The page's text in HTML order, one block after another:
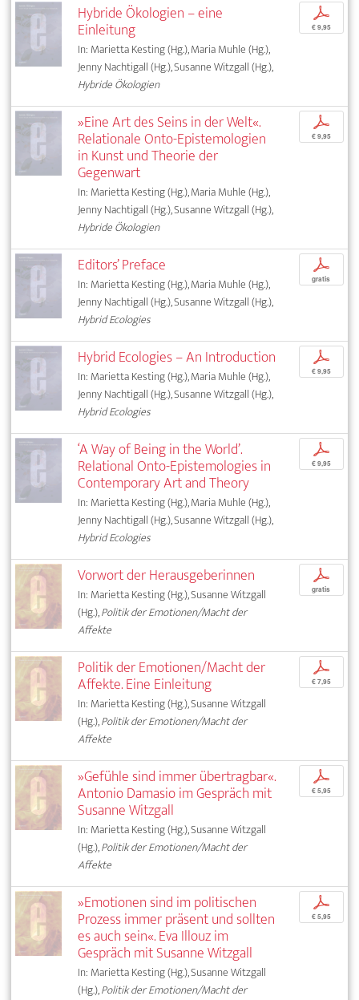
Hybride Ökologien – eine
Einleitung
In: Marietta Kesting (Hg.), Maria Muhle (Hg.),
Jenny Nachtigall (Hg.), Susanne Witzgall (Hg.),
Hybride Ökologien
p
€ 9,95
»Eine Art des Seins in der Welt«.
Relationale Onto-Epistemologien
in Kunst und Theorie der
Gegenwart
In: Marietta Kesting (Hg.), Maria Muhle (Hg.),
Jenny Nachtigall (Hg.), Susanne Witzgall (Hg.),
Hybride Ökologien
p
€ 9,95
Editors’ Preface
In: Marietta Kesting (Hg.), Maria Muhle (Hg.),
Jenny Nachtigall (Hg.), Susanne Witzgall (Hg.),
Hybrid Ecologies
p
gratis
Hybrid Ecologies – An Introduction
In: Marietta Kesting (Hg.), Maria Muhle (Hg.),
Jenny Nachtigall (Hg.), Susanne Witzgall (Hg.),
Hybrid Ecologies
p
€ 9,95
‘A Way of Being in the World’.
Relational Onto-Epistemologies in
Contemporary Art and Theory
In: Marietta Kesting (Hg.), Maria Muhle (Hg.),
Jenny Nachtigall (Hg.), Susanne Witzgall (Hg.),
Hybrid Ecologies
p
€ 9,95
Vorwort der Herausgeberinnen
In: Marietta Kesting (Hg.), Susanne Witzgall
(Hg.),Politik der Emotionen/Macht der
Affekte
p
gratis
Politik der Emotionen/Macht der
Affekte. Eine Einleitung
In: Marietta Kesting (Hg.), Susanne Witzgall
(Hg.),Politik der Emotionen/Macht der
Affekte
p
€ 7,95
»Gefühle sind immer übertragbar«.
Antonio Damasio im Gespräch mit
Susanne Witzgall
In: Marietta Kesting (Hg.), Susanne Witzgall
(Hg.),Politik der Emotionen/Macht der
Affekte
p
€ 5,95
»Emotionen sind im politischen
Prozess immer präsent und sollten
es auch sein«. Eva Illouz im
Gespräch mit Susanne Witzgall
In: Marietta Kesting (Hg.), Susanne Witzgall
(Hg.),Politik der Emotionen/Macht der
p
€ 5,95